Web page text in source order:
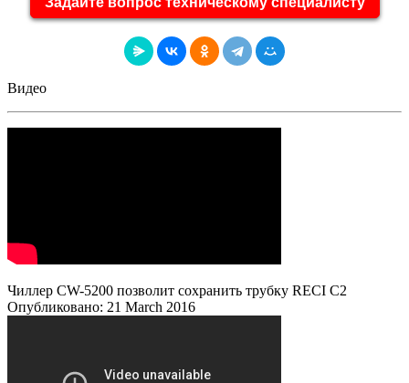
Видео
Чиллер CW-5200 позволит сохранить трубку RECI C2
Опубликовано: 21 March 2016